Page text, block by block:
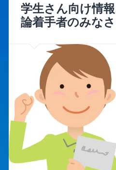
学生さん向け情
論着手者のみな